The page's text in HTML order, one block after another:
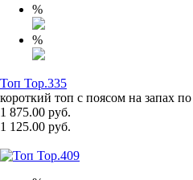
%
%
Топ Top.335
короткий топ с поясом на запах
1 875.00 руб.
1 125.00 руб.